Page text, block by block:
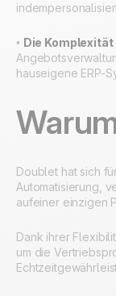
• Die
hauseigene ERP-
Doublet hat sich
Automatisierung,
aufeiner einzigen
Dank ihrer
um die